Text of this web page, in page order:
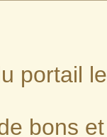
portail
bons